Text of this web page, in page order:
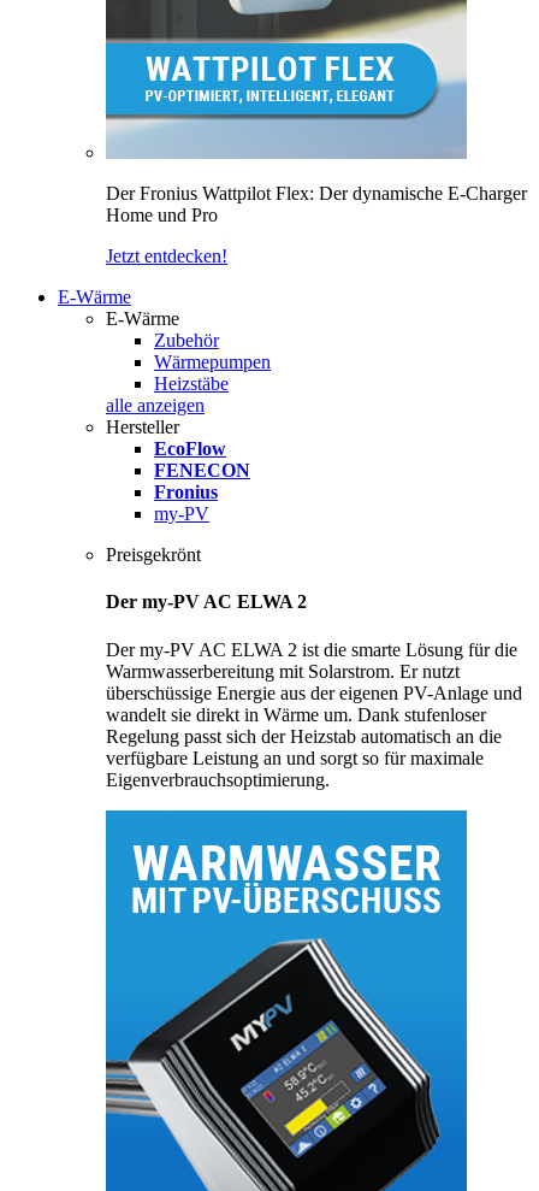
Der Fronius Wattpilot Flex: Der dynamische E-Charger
Home und Pro
Jetzt entdecken!
E-Wärme
E-Wärme
Zubehör
Wärmepumpen
Heizstäbe
alle anzeigen
Hersteller
EcoFlow
FENECON
Fronius
my-PV
Preisgekrönt
Der my-PV AC ELWA 2
Der my-PV AC ELWA 2 ist die smarte Lösung für die
Warmwasserbereitung mit Solarstrom. Er nutzt
überschüssige Energie aus der eigenen PV-Anlage und
wandelt sie direkt in Wärme um. Dank stufenloser
Regelung passt sich der Heizstab automatisch an die
verfügbare Leistung an und sorgt so für maximale
Eigenverbrauchsoptimierung.